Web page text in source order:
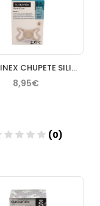
SUAVINEX CHUPETE SILICONA FISIOLOGICO SX PRO ZEROZERO 0 6
8,95€
(0)